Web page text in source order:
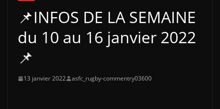
📌INFOS DE LA SEMAINE
du 10 au 16 janvier 2022
📌
13 janvier 2022 asfc_rugby-commentry03600